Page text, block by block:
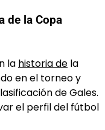
de la Copa
la historia de la
en el torneo y
de Gales.
el perfil del fútbol